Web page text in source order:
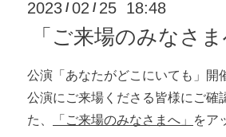
2023 /02 / 25 18:48
「ご来場のみなさ
公演「あなたがどこにいても」開
公演にご来場くださる皆様にご確
た、
「ご来場のみなさまへ」 をア